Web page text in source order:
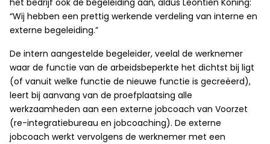
het bedrijf ook de begeleiding aan, aldus Leontien Koning:
“Wij hebben een prettig werkende verdeling van interne en
externe begeleiding.”
De intern aangestelde begeleider, veelal de werknemer
waar de functie van de arbeidsbeperkte het dichtst bij ligt
(of vanuit welke functie de nieuwe functie is gecreëerd),
leert bij aanvang van de proefplaatsing alle
werkzaamheden aan een externe jobcoach van Voorzet
(re-integratiebureau en jobcoaching). De externe
jobcoach werkt vervolgens de werknemer met een